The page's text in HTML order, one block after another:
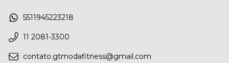
5511945223218
11 2081-3300
contato.gtmodafitness@gmail.com